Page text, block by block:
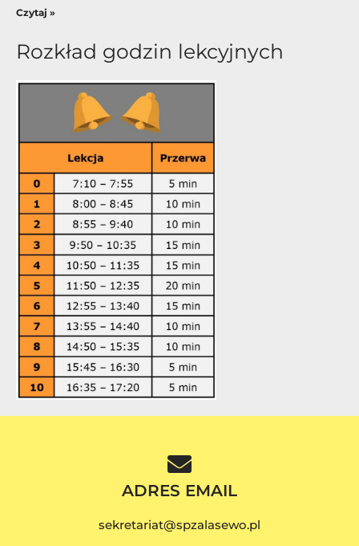
Czytaj »
Rozkład godzin lekcyjnych
ADRES EMAIL
sekretariat@spzalasewo.pl